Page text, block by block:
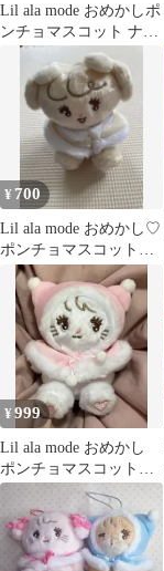
Lil ala mode おめかしポ
ンチョマスコット ナッ
¥ 700
Lil ala mode おめかし♡
ポンチョマスコット
ナッツ
¥999
Lil ala mode おめかし
ポンチョマスコット
mikko ムース 最安